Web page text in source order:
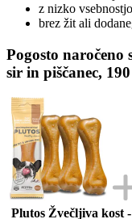
z nizko
brez žit ali
Pogosto
sir in piščanec,
Plutos Žvečljiva kost